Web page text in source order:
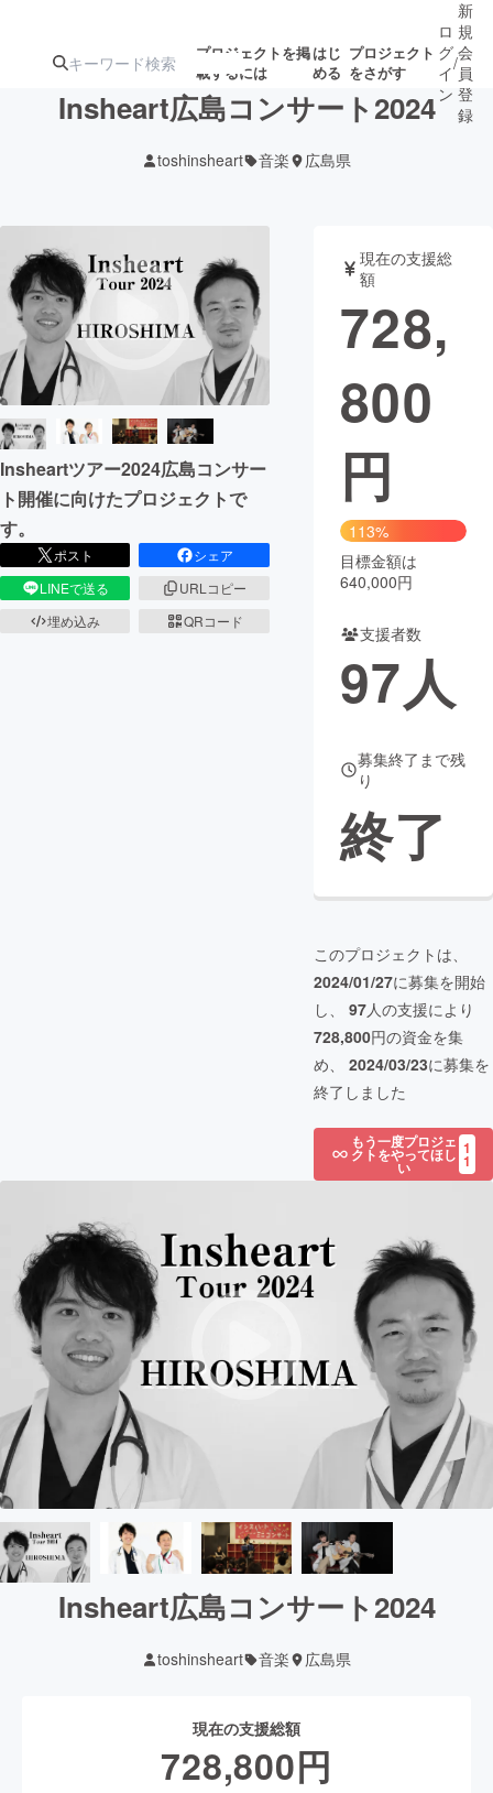
プロジェクトを掲
載するには
はじ
める
プロジェクト
をさがす
アート・写真
テクノロジー・ガジェット ゲーム・サ
映像・映画 書籍・雑誌
ビジネス・起業
CAMPFIRE for Social Good
CAMPFIREふるさと納税
コミュニティ
ロ
グ
イ
ン
/
新
規
会
員
登
録
Insheart広島コンサート2024
toshinsheart 音楽 広島県
Insheartツアー2024広島コンサー
ト開催に向けたプロジェクトで
す。
ポスト
シェア
LINEで送る
URLコピー
埋め込み
QRコード
現在の支援総
額
728,
800
円
113%
目標金額は
640,000円
支援者数
97人
募集終了まで残
り
終了
このプロジェクトは、
2024/01/27に募集を開始
し、 97人の支援により
728,800円の資金を集
め、 2024/03/23に募集を
終了しました
もう一度プロジェ
クトをやってほし
い
1
1
Insheart広島コンサート2024
toshinsheart 音楽 広島県
現在の支援総額
728,800円